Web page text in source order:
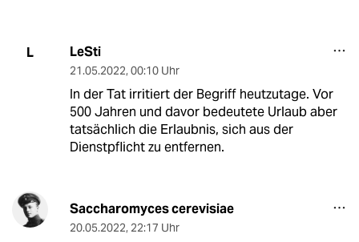
L LeSti
21.05.2022, 00:10 Uhr
In der Tat irritiert der Begriff heutzutage. Vor
500 Jahren und davor bedeutete Urlaub aber
tatsächlich die Erlaubnis, sich aus der
Dienstpflicht zu entfernen.
Saccharomyces cerevisiae
20.05.2022, 22:17 Uhr